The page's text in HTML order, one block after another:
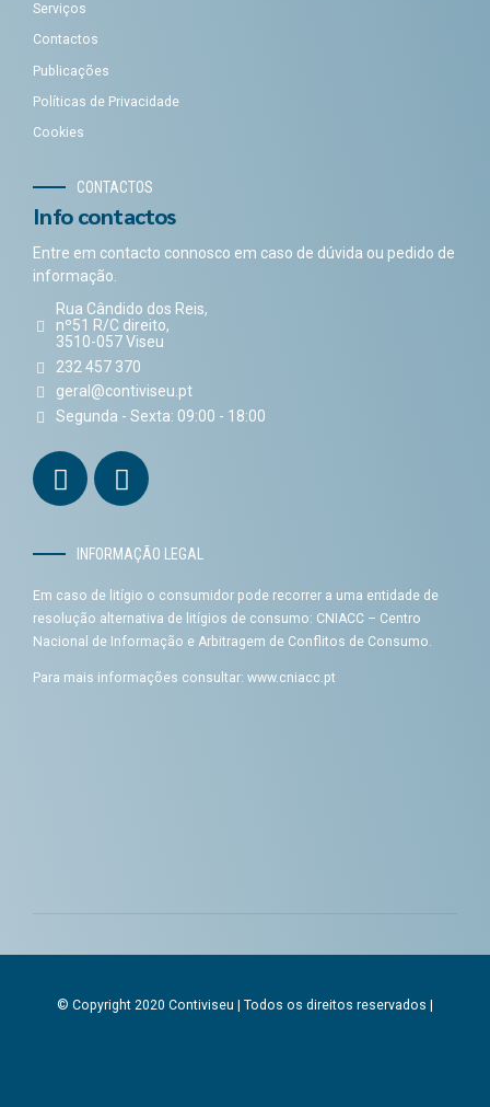
Serviços
Contactos
Publicações
Políticas de Privacidade
Cookies
CONTACTOS
Info contactos
Entre em contacto connosco em caso de dúvida ou pedido de
informação.
Rua Cândido dos Reis,
nº51 R/C direito,
3510-057 Viseu
232 457 370
geral@contiviseu.pt
Segunda - Sexta: 09:00 - 18:00
INFORMAÇÃO LEGAL
Em caso de litígio o consumidor pode recorrer a uma entidade de
resolução alternativa de litígios de consumo: CNIACC – Centro
Nacional de Informação e Arbitragem de Conflitos de Consumo.
Para mais informações consultar: www.cniacc.pt
© Copyright 2020 Contiviseu | Todos os direitos reservados |